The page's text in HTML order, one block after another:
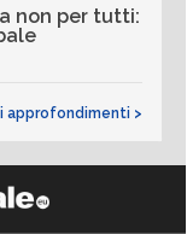
non per tutti:
approfondimenti >